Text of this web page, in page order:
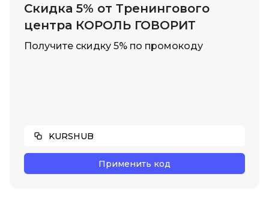
Скидка 5% от Тренингового
центра КОРОЛЬ ГОВОРИТ
Получите скидку 5% по промокоду
Применить код
KURSHUB